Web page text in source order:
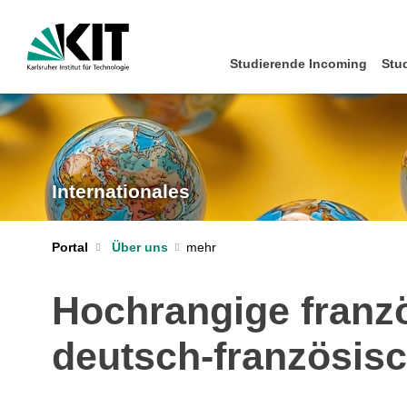
Studierende Incoming
Internationales
Portal Über uns
Hochrangige
deutsch-